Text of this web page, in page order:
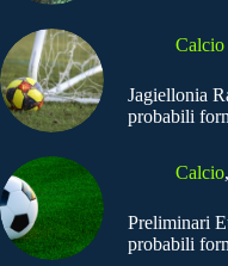
Calcio
Jagiellonia
probabili
Calcio,
Preliminari
probabili